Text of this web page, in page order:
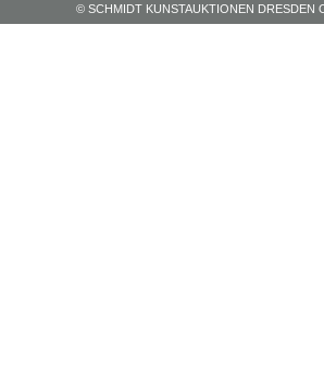
© SCHMIDT KUNSTAUKTIONEN DRESDEN